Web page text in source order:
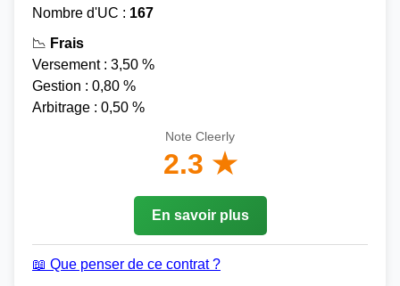
Nombre d'UC : 167
📉 Frais
Versement : 3,50 %
Gestion : 0,80 %
Arbitrage : 0,50 %
Note Cleerly
2.3 ★
En savoir plus
📖 Que penser de ce contrat ?